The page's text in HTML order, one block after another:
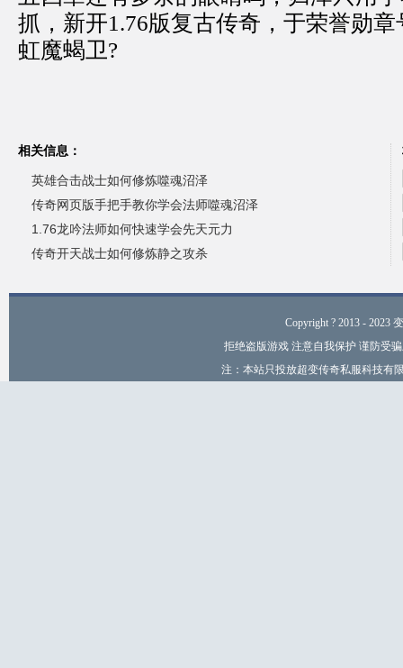
抓，新开1.76版复古传奇，于荣誉勋
虹魔蝎卫?
相关信息：
英雄合击战士如何修炼噬魂沼泽
传奇网页版手把手教你学会法师噬魂沼泽
1.76龙吟法师如何快速学会先天元力
传奇开天战士如何修炼静之攻杀
Copyright ? 2013 - 2023
拒绝盗版游戏 注意自我保护 谨防受
注：本站只投放超变传奇私服科技有